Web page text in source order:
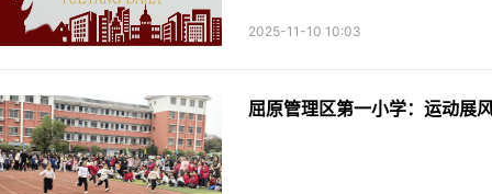
2025-11-10 10:03
屈原管理区第一小学：运动展